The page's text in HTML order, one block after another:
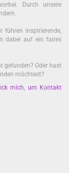
Durch unsere
führen inspirierende,
dabei auf ein faires
gefunden? Oder hast
möchtest?
mich, um Kontakt